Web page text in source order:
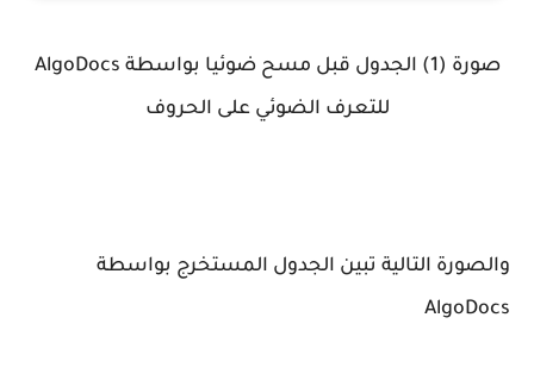
صورة (1) الجدول قبل مسح ضوئيا بواسطة AlgoDocs
للتعرف الضوئي على الحروف
والصورة التالية تبين الجدول المستخرج بواسطة
AlgoDocs